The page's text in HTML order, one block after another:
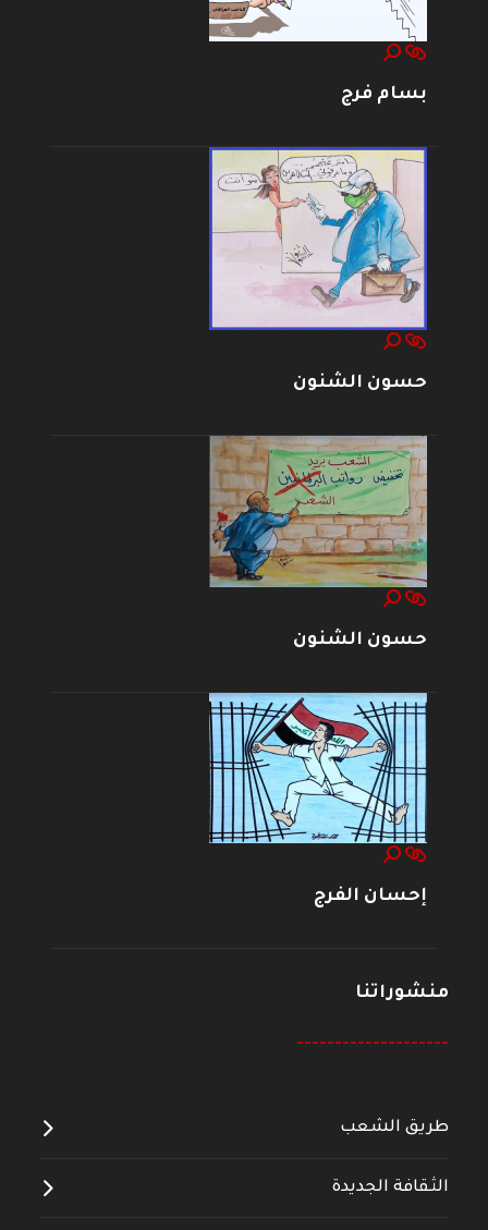
بسام فرج
حسون الشنون
حسون الشنون
إحسان الفرج
منشوراتنا
--------------------
طريق الشعب
الثقافة الجديدة